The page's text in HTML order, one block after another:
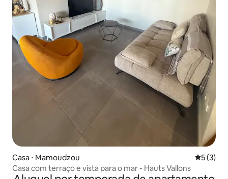
Casa ⋅ Mamoudzou 5 de
5 (3)
Casa com terraço e vista para o mar - Hauts Vallons